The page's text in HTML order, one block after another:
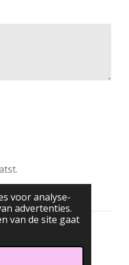
voor analyse-
advertenties.
van de site gaat